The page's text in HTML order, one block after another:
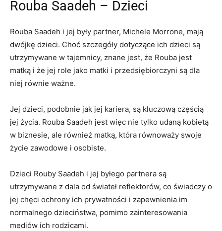
Rouba Saadeh – Dzieci
Rouba Saadeh i jej były partner, Michele Morrone, mają
dwójkę dzieci. Choć szczegóły dotyczące ich dzieci są
utrzymywane w tajemnicy, znane jest, że Rouba jest
matką i że jej role jako matki i przedsiębiorczyni są dla
niej równie ważne.
Jej dzieci, podobnie jak jej kariera, są kluczową częścią
jej życia. Rouba Saadeh jest więc nie tylko udaną kobietą
w biznesie, ale również matką, która równoważy swoje
życie zawodowe i osobiste.
Dzieci Rouby Saadeh i jej byłego partnera są
utrzymywane z dala od świateł reflektorów, co świadczy o
jej chęci ochrony ich prywatności i zapewnienia im
normalnego dzieciństwa, pomimo zainteresowania
mediów ich rodzicami.